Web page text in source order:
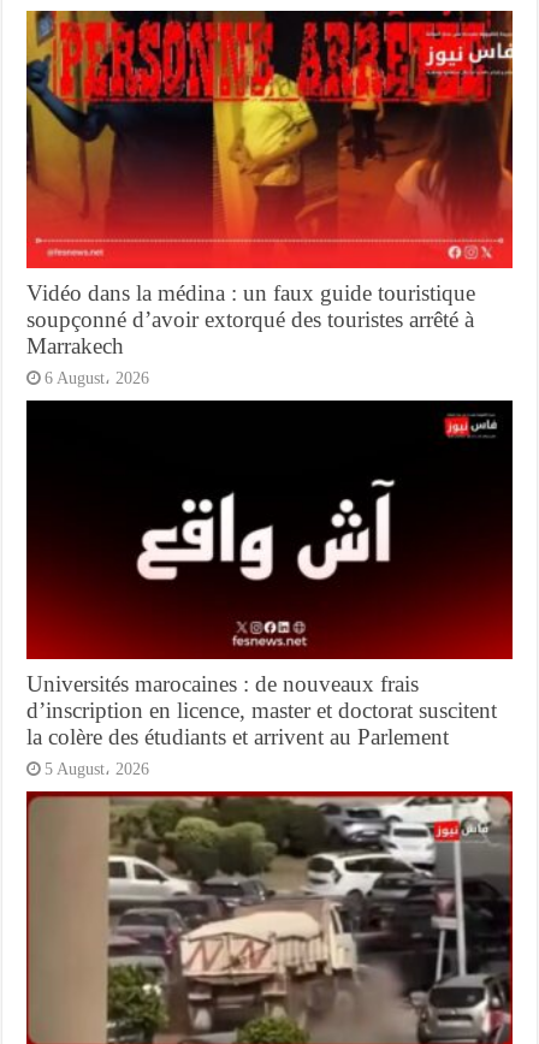
Vidéo dans la médina : un faux guide touristique
soupçonné d’avoir extorqué des touristes arrêté à
Marrakech
6 August، 2026
Universités marocaines : de nouveaux frais
d’inscription en licence, master et doctorat suscitent
la colère des étudiants et arrivent au Parlement
5 August، 2026